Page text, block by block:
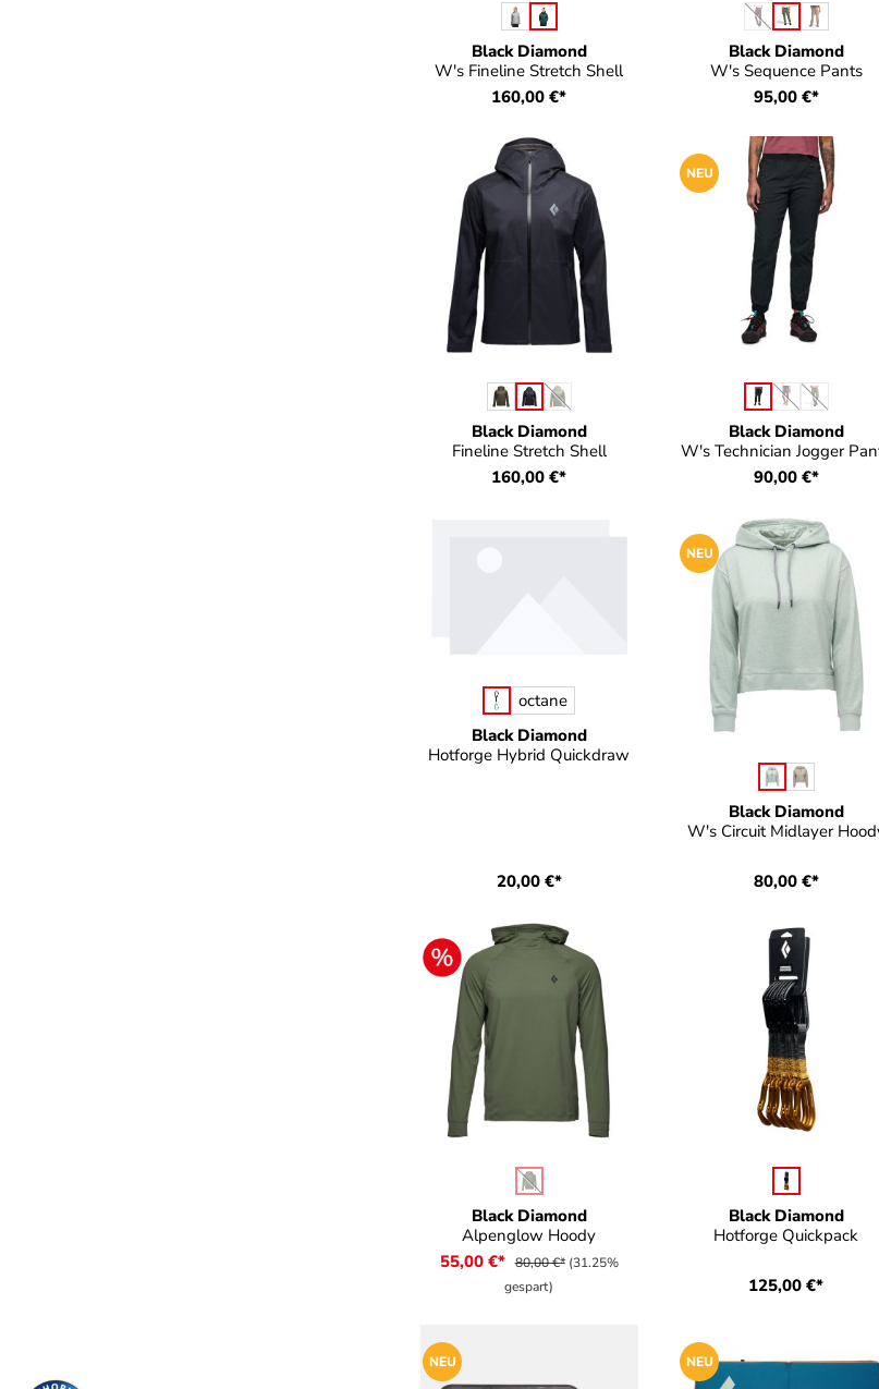
Black Diamond
W's Fineline Stretch Shell
auswählen
160,00 €*
Black Diamond
W's Sequence Pants
Farbe(Diese Option ist
95,00 €*
Black Diamond
Fineline Stretch Shell
Farbeauswählen
(Diese Option ist zurzeit nicht verfügbar.)
160,00 €*
NEU
Black Diamond
W's Technician Jogger
Farbeauswählen
(Diese Option
(Diese
90,00 €*
Black Diamond
Hotforge Hybrid Quickdraw
Farbeauswählen
octane
20,00 €*
NEU
Black Diamond
W's Circuit Midlayer
auswählen
80,00 €*
Black Diamond
Alpenglow Hoody
auswählen
(Diese Option ist zurzeit nicht verfügbar.)
55,00 €* 80,00 €* (31.25%
gespart)
Black Diamond
Hotforge Quickpack
Farbe
125,00 €*
NEU NEU